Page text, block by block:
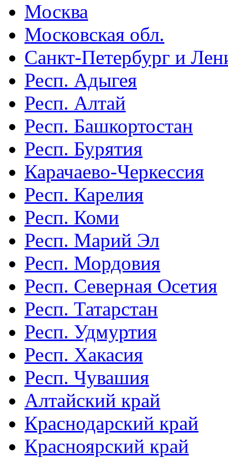
Москва
Московская обл.
Санкт-Петербург и
Респ. Адыгея
Респ. Алтай
Респ. Башкортостан
Респ. Бурятия
Карачаево-Черкессия
Респ. Карелия
Респ. Коми
Респ. Марий Эл
Респ. Мордовия
Респ. Северная Осетия
Респ. Татарстан
Респ. Удмуртия
Респ. Хакасия
Респ. Чувашия
Алтайский край
Краснодарский край
Красноярский край